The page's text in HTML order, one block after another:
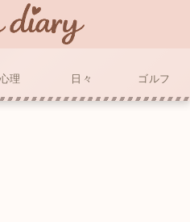
心理 日々 ゴルフ